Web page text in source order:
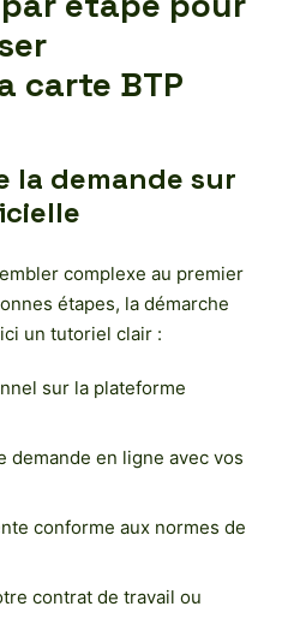
carte BTP
la demande sur
complexe au premier
étapes, la démarche
un tutoriel clair :
sur la plateforme
demande en ligne avec vos
conforme aux normes de
contrat de travail ou